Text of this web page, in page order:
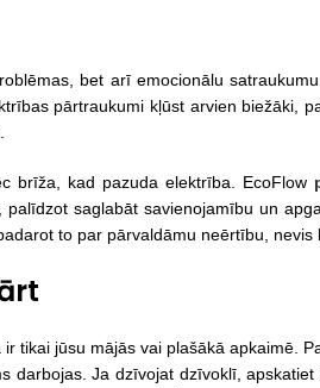
bet arī emocionālu
pārtraukumi kļūst arvien biežāki,
brīža, kad pazuda elektrība. EcoFlow
saglabāt savienojamību un
to par pārvaldāmu neērtību, nevis
tikai jūsu mājās vai plašākā apkaimē.
darbojas. Ja dzīvojat dzīvoklī, apskatiet